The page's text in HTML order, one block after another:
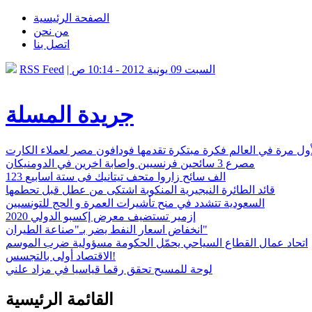
الصفحة الرئيسية
من نحن
اتصل بنا
RSS Feed | السبت 09 يونية 2012 - 10:14 ص
جريدة المسلة
مرة في العالم فكرة مبتكرة تقدمها فودافون مصر لعملاء الكارت
مصرع 3 سائحين فرنسيين واصابة اخرين في الدومنيكان
123 الف سائح زاروا متحف تيتانيك فى ستة اسابيع
قائد الطائرة النيجيرية المنكوبة اشتكى من عطل قبل تحطمها
السعودية تتشدد في منح تأشيرات العمرة و الحج للتونسيين
إزمير تستضيف معرض إكسبو الدولي 2020
انخفاض اسعار النفط يضر بـ"صناعة الطيران"
اتحاد عمال القطاع السياحي يحمّل الحكومة مسؤولية ضرب الموسم
الاقتصاد أولى بالتجسس!
لوحة للمسيح تحقق رقما قياسيا في مزاد علني
القائمة الرئيسية